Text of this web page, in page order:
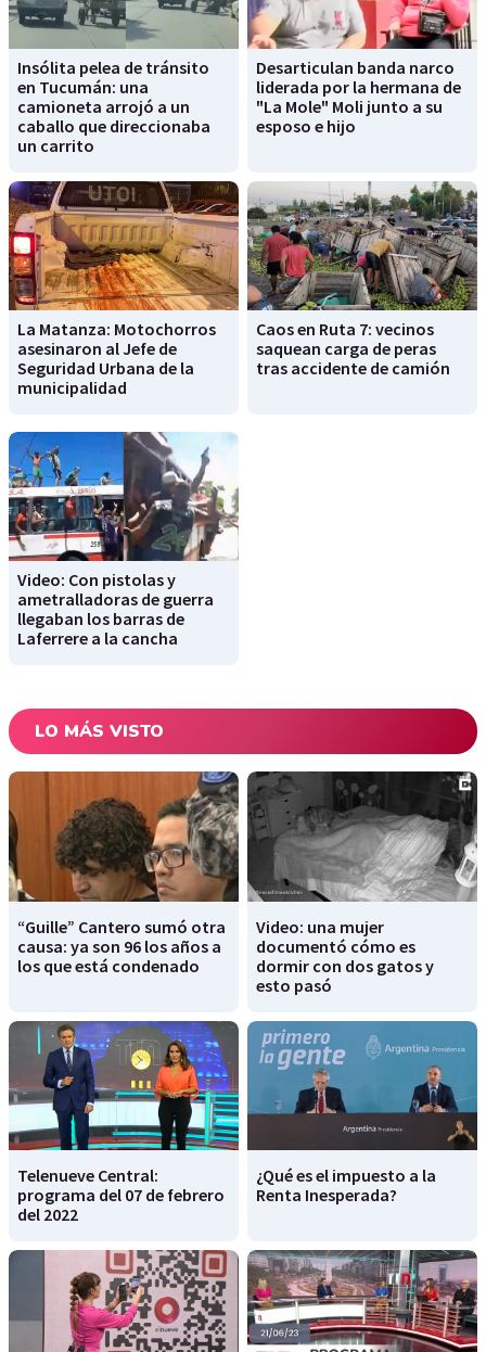
Insólita pelea de tránsito
en Tucumán: una
camioneta arrojó a un
caballo que direccionaba
un carrito
Desarticulan banda narco
liderada por la hermana de
"La Mole" Moli junto a su
esposo e hijo
La Matanza: Motochorros
asesinaron al Jefe de
Seguridad Urbana de la
municipalidad
Caos en Ruta 7: vecinos
saquean carga de peras
tras accidente de camión
Video: Con pistolas y
ametralladoras de guerra
llegaban los barras de
Laferrere a la cancha
LO MÁS VISTO
“Guille” Cantero sumó otra
causa: ya son 96 los años a
los que está condenado
Video: una mujer
documentó cómo es
dormir con dos gatos y
esto pasó
Telenueve Central:
programa del 07 de febrero
del 2022
¿Qué es el impuesto a la
Renta Inesperada?